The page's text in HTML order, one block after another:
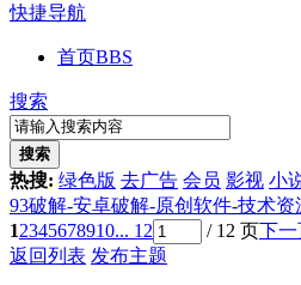
快捷导航
首页BBS
搜索
搜索
热搜: 绿色版 去广告 会员 影视 小
93破解-安卓破解-原创软件-技术资
12345678910... 12 / 12 页下一
返回列表 发布主题